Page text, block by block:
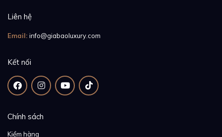
Liên hệ
Email: info@giabaoluxury.com
Kết nối
Chính sách
Kiểm hàng